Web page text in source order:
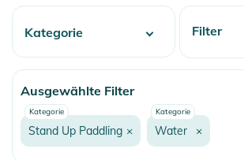
Filter
Kategorie
Wake
Beachwear
Surf
Ausgewählte Filter
Kategorie
Stand Up Paddling ×
Kategorie
Water ×